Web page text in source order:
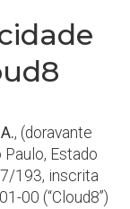
, (doravante
Estado
193, inscrita
00 (“Cloud8”)